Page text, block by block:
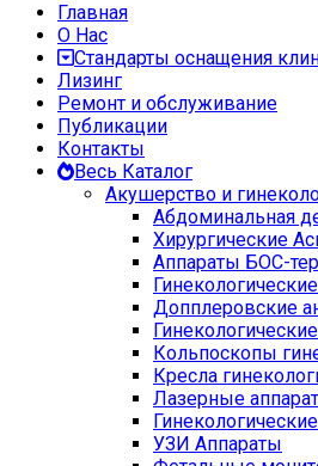
Главная
О Нас
Стандарты оснащения
Лизинг
Ремонт и обслуживание
Публикации
Контакты
Весь Каталог
Акушерство и
Абдоминальная
Хирургические
Аппараты БОС-
Допплеровские
Кольпоскопы
Кресла
Лазерные
УЗИ Аппараты